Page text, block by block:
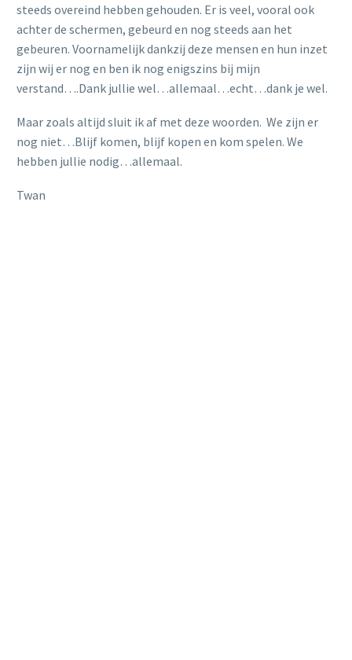
steeds overeind hebben gehouden. Er is veel, vooral ook
achter de schermen, gebeurd en nog steeds aan het
gebeuren. Voornamelijk dankzij deze mensen en hun inzet
zijn wij er nog en ben ik nog enigszins bij mijn
verstand….Dank jullie wel…allemaal…echt…dank je wel.
Maar zoals altijd sluit ik af met deze woorden. We zijn er
nog niet…Blijf komen, blijf kopen en kom spelen. We
hebben jullie nodig…allemaal.
Twan